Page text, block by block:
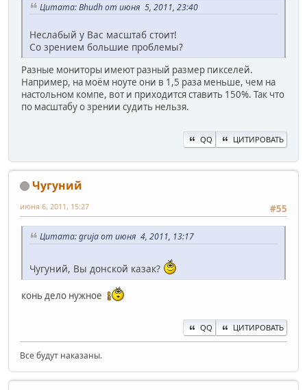
Цитата: Bhudh от июня 5, 2011, 23:40
Неслабый у Вас масштаб стоит!
Со зрением большие проблемы?
Разные мониторы имеют разный размер пикселей.
Например, на моём ноуте они в 1,5 раза меньше, чем на
настольном компе, вот и приходится ставить 150%. Так что
по масштабу о зрении судить нельзя.
QQ ЦИТИРОВАТЬ
Чугуний
#55
июня 6, 2011, 15:27
Цитата: gruja от июня 4, 2011, 13:17
Чугуний, Вы донской казак?
конь дело нужное
QQ ЦИТИРОВАТЬ
Все будут наказаны.